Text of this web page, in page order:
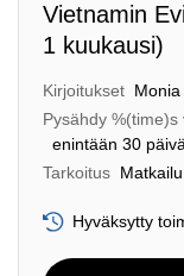
Vietnamin
1 kuukausi)
Kirjoitukset Monia
Pysähdy %(time)s
enintään 30
Tarkoitus Matkailu
Hyväksytty